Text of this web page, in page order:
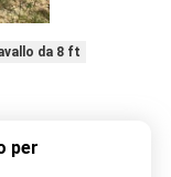
da 8 ft
per